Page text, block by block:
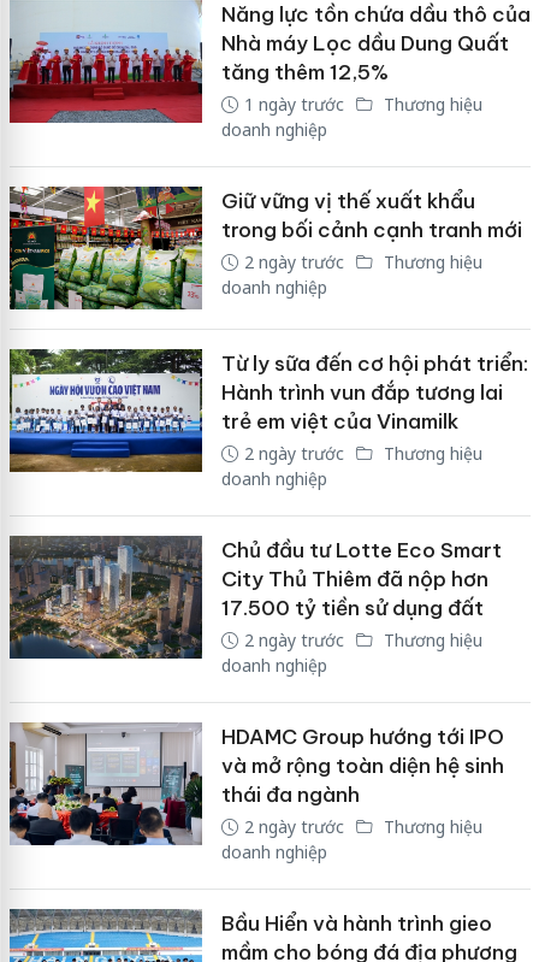
Năng lực tồn chứa dầu thô của
Nhà máy Lọc dầu Dung Quất
tăng thêm 12,5%
1 ngày trước
Thương hiệu
doanh nghiệp
Giữ vững vị thế xuất khẩu
trong bối cảnh cạnh tranh mới
2 ngày trước
Thương hiệu
doanh nghiệp
Từ ly sữa đến cơ hội phát triển:
Hành trình vun đắp tương lai
trẻ em việt của Vinamilk
2 ngày trước
Thương hiệu
doanh nghiệp
Chủ đầu tư Lotte Eco Smart
City Thủ Thiêm đã nộp hơn
17.500 tỷ tiền sử dụng đất
2 ngày trước
Thương hiệu
doanh nghiệp
HDAMC Group hướng tới IPO
và mở rộng toàn diện hệ sinh
thái đa ngành
2 ngày trước
Thương hiệu
doanh nghiệp
Bầu Hiển và hành trình gieo
mầm cho bóng đá địa phương